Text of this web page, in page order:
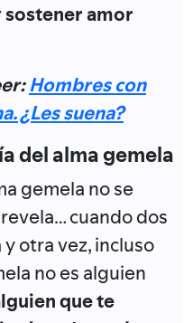
amor
Hombres con
¿Les suena?
del alma gemela
gemela no se
cuando dos
otra vez, incluso
no es alguien
que te